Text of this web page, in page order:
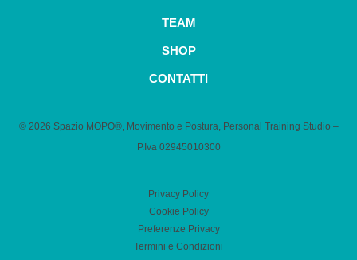
TEAM
SHOP
CONTATTI
© 2026 Spazio MOPO®, Movimento e Postura, Personal Training Studio –
P.Iva 0​2945010300
Privacy Policy
Cookie Policy
Preferenze Privacy
Termini e Condizioni